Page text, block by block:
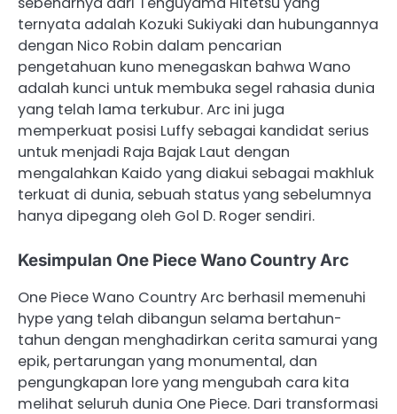
ternyata adalah Kozuki Sukiyaki dan hubungannya
dengan Nico Robin dalam pencarian
pengetahuan kuno menegaskan bahwa Wano
adalah kunci untuk membuka segel rahasia dunia
yang telah lama terkubur. Arc ini juga
memperkuat posisi Luffy sebagai kandidat serius
untuk menjadi Raja Bajak Laut dengan
mengalahkan Kaido yang diakui sebagai makhluk
terkuat di dunia, sebuah status yang sebelumnya
hanya dipegang oleh Gol D. Roger sendiri.
Kesimpulan One Piece Wano Country Arc
One Piece Wano Country Arc berhasil memenuhi
hype yang telah dibangun selama bertahun-
tahun dengan menghadirkan cerita samurai yang
epik, pertarungan yang monumental, dan
pengungkapan lore yang mengubah cara kita
melihat seluruh dunia One Piece. Dari transformasi